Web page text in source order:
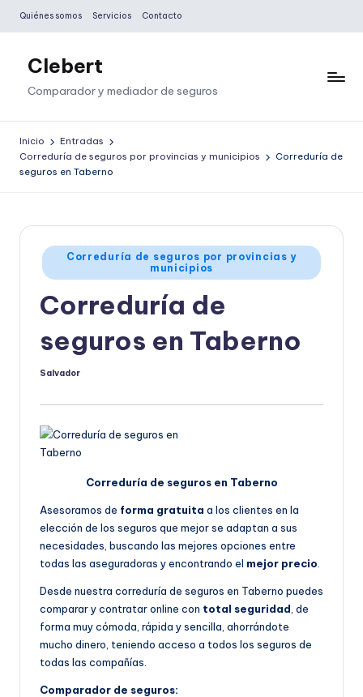
Saltar
contenido
Quiénes somos Servicios Contacto
Clebert
Comparador y mediador de seguros
Inicio
Entradas
Correduría de seguros por provincias y municipios
Correduría de
seguros en Taberno
Publicado
en
Correduría de seguros por provincias y
municipios
Correduría de
seguros en Taberno
Publicado
Salvador
Correduría de seguros en Taberno
Asesoramos de forma gratuita a los clientes en la
elección de los seguros que mejor se adaptan a sus
necesidades, buscando las mejores opciones entre
todas las aseguradoras y encontrando el mejor precio.
Desde nuestra correduría de seguros en Taberno puedes
comparar y contratar online con total seguridad, de
forma muy cómoda, rápida y sencilla, ahorrándote
mucho dinero, teniendo acceso a todos los seguros de
todas las compañías.
Comparador de seguros: